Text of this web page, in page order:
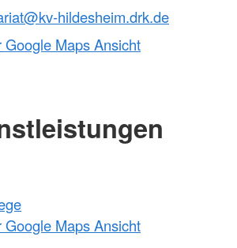
hildesheim.drk.de
Google Maps Ansicht
Google Maps Ansicht